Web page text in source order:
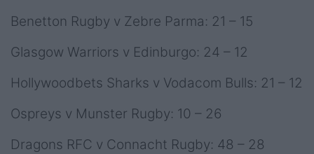
Benetton Rugby v Zebre Parma: 21 – 15
Glasgow Warriors v Edinburgo: 24 – 12
Hollywoodbets Sharks v Vodacom Bulls: 21 – 12
Ospreys v Munster Rugby: 10 – 26
Dragons RFC v Connacht Rugby: 48 – 28